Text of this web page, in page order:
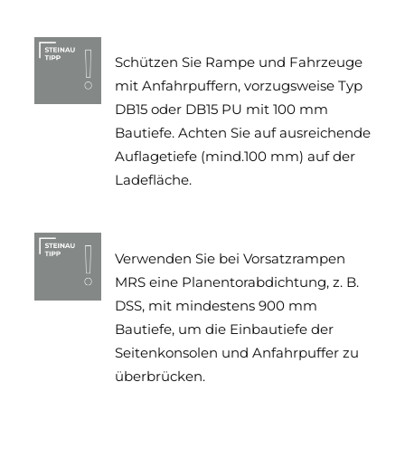
Schützen Sie Rampe und Fahrzeuge
mit Anfahrpuffern, vorzugsweise Typ
DB15 oder DB15 PU mit 100 mm
Bautiefe. Achten Sie auf ausreichende
Auflagetiefe (mind.100 mm) auf der
Ladefläche.
Verwenden Sie bei Vorsatzrampen
MRS eine Planentorabdichtung, z. B.
DSS, mit mindestens 900 mm
Bautiefe, um die Einbautiefe der
Seitenkonsolen und Anfahrpuffer zu
überbrücken.